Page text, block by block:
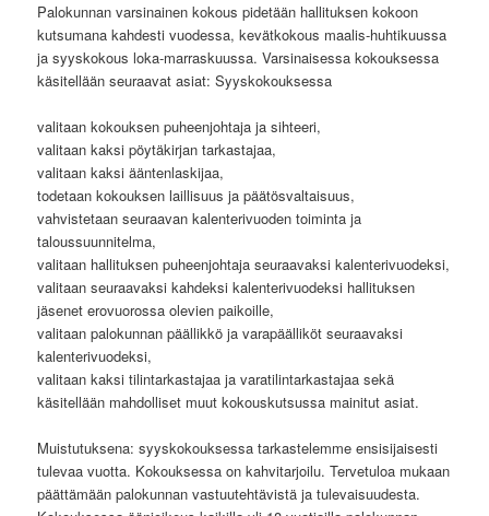
Palokunnan varsinainen kokous pidetään hallituksen kokoon
kutsumana kahdesti vuodessa, kevätkokous maalis-huhtikuussa
ja syyskokous loka-marraskuussa. Varsinaisessa kokouksessa
käsitellään seuraavat asiat: Syyskokouksessa
valitaan kokouksen puheenjohtaja ja sihteeri,
valitaan kaksi pöytäkirjan tarkastajaa,
valitaan kaksi ääntenlaskijaa,
todetaan kokouksen laillisuus ja päätösvaltaisuus,
vahvistetaan seuraavan kalenterivuoden toiminta ja
taloussuunnitelma,
valitaan hallituksen puheenjohtaja seuraavaksi kalenterivuodeksi,
valitaan seuraavaksi kahdeksi kalenterivuodeksi hallituksen
jäsenet erovuorossa olevien paikoille,
valitaan palokunnan päällikkö ja varapäälliköt seuraavaksi
kalenterivuodeksi,
valitaan kaksi tilintarkastajaa ja varatilintarkastajaa sekä
käsitellään mahdolliset muut kokouskutsussa mainitut asiat.
Muistutuksena: syyskokouksessa tarkastelemme ensisijaisesti
tulevaa vuotta. Kokouksessa on kahvitarjoilu. Tervetuloa mukaan
päättämään palokunnan vastuutehtävistä ja tulevaisuudesta.